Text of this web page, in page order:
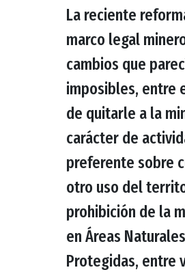
La reciente
marco legal
cambios que
imposibles, entre
de quitarle a la
carácter de
preferente sobre
otro uso del
prohibición de la
en Áreas Naturales
Protegidas, entre